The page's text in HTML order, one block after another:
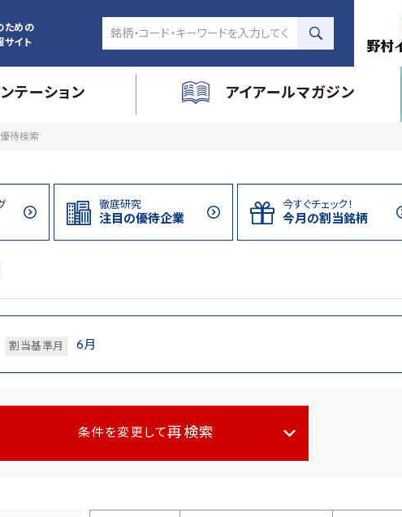
ための
サイト
テーション アイアールマガジン
待検索
徹底研究
注目の優待企業
今すぐチェック！
今月の割当銘柄
割当基準月 6月
条件を変更して 再検索